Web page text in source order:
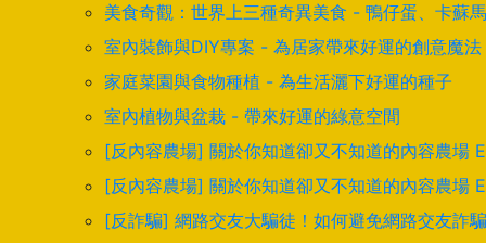
美食奇觀：世界上三種奇異美食 - 鴨仔蛋、卡蘇
室內裝飾與DIY專案 - 為居家帶來好運的創意魔法
家庭菜園與食物種植 - 為生活灑下好運的種子
室內植物與盆栽 - 帶來好運的綠意空間
[反內容農場] 關於你知道卻又不知道的內容農場
[反內容農場] 關於你知道卻又不知道的內容農場
[反詐騙] 網路交友大騙徒！如何避免網路交友詐